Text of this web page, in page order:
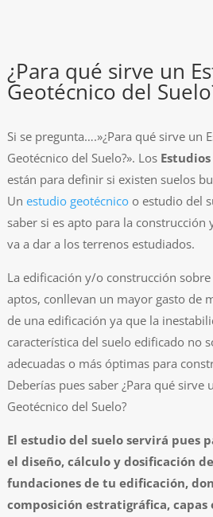
¿Para qué sirve un
Geotécnico del
Si se pregunta….»¿Para qué sirve un
Geotécnico del Suelo?». Los
están para definir si existen suelos
Un estudio geotécnico o estudio del
saber si es apto para la construcción
va a dar a los terrenos estudiados.
La edificación y/o construcción
aptos, conllevan un mayor gasto de
de una edificación ya que la
característica del suelo edificado no
adecuadas o más óptimas para
Deberías pues saber ¿Para qué sirve
Geotécnico del Suelo?
El estudio del suelo servirá pues
el diseño, cálculo y dosificación
fundaciones de tu edificación,
composición estratigráfica, capas